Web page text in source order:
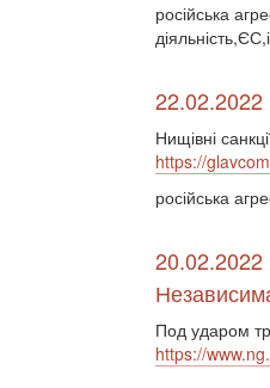
російська
22.02.2022
Нищівні
https://
російська
20.02.2022
Под ударом
https://